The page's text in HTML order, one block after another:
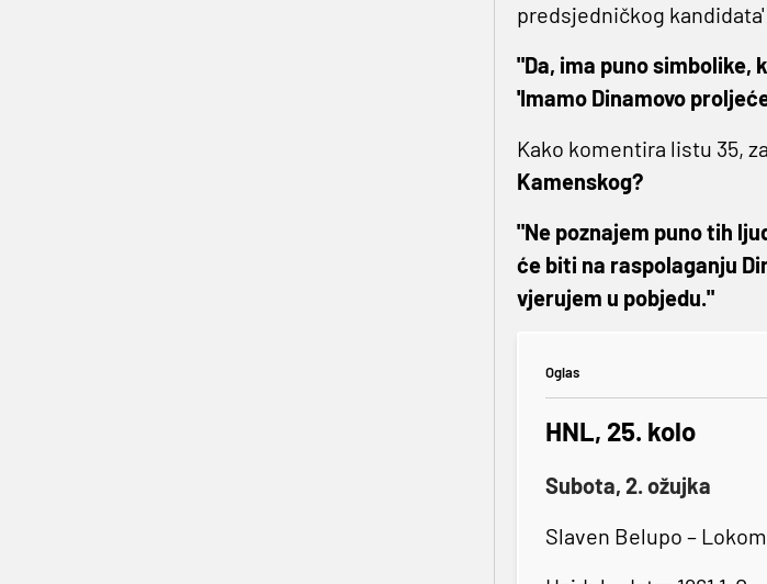
predsjedničkog kandidata'
"Da, ima puno simbolike,
'Imamo Dinamovo
Kako komentira listu 35,
Kamenskog?
"Ne poznajem puno tih
će biti na raspolaganju
vjerujem u pobjedu."
Oglas
HNL, 25. kolo
Subota, 2. ožujka
Slaven Belupo –